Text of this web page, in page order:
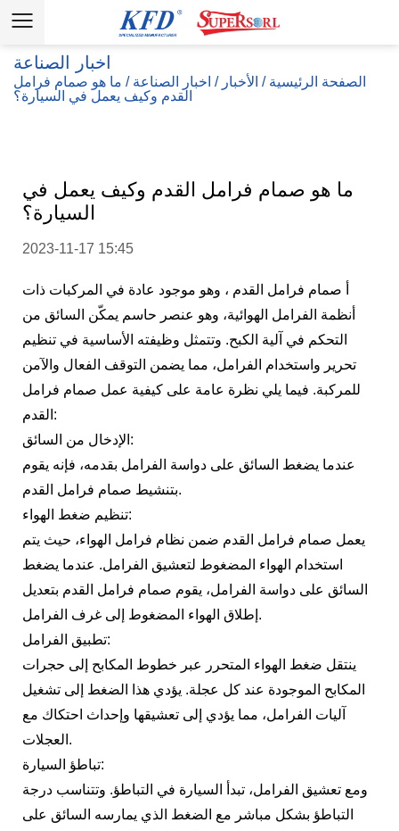
اخبار الصناعة
الصفحة الرئيسية / الأخبار / اخبار الصناعة / ما هو صمام فرامل
القدم وكيف يعمل في السيارة؟
ما هو صمام فرامل القدم وكيف يعمل في
السيارة؟
2023-11-17 15:45
صمام فرامل القدم ، وهو موجود عادة في المركبات ذات
أنظمة الفرامل الهوائية، وهو عنصر حاسم يمكّن السائق من
التحكم في آلية الكبح. وتتمثل وظيفته الأساسية في تنظيم
تحرير واستخدام الفرامل، مما يضمن التوقف الفعال والآمن
للمركبة. فيما يلي نظرة عامة على كيفية عمل صمام فرامل
القدم:
الإدخال من السائق:
عندما يضغط السائق على دواسة الفرامل بقدمه، فإنه يقوم
بتنشيط صمام فرامل القدم.
تنظيم ضغط الهواء:
يعمل صمام فرامل القدم ضمن نظام فرامل الهواء، حيث يتم
استخدام الهواء المضغوط لتعشيق الفرامل. عندما يضغط
السائق على دواسة الفرامل، يقوم صمام فرامل القدم بتعديل
إطلاق الهواء المضغوط إلى غرف الفرامل.
تطبيق الفرامل:
ينتقل ضغط الهواء المتحرر عبر خطوط المكابح إلى حجرات
المكابح الموجودة عند كل عجلة. يؤدي هذا الضغط إلى تشغيل
آليات الفرامل، مما يؤدي إلى تعشيقها وإحداث احتكاك مع
العجلات.
تباطؤ السيارة:
ومع تعشيق الفرامل، تبدأ السيارة في التباطؤ. وتتناسب درجة
التباطؤ بشكل مباشر مع الضغط الذي يمارسه السائق على